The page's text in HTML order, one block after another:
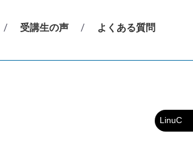
受講生の声 よくある質問